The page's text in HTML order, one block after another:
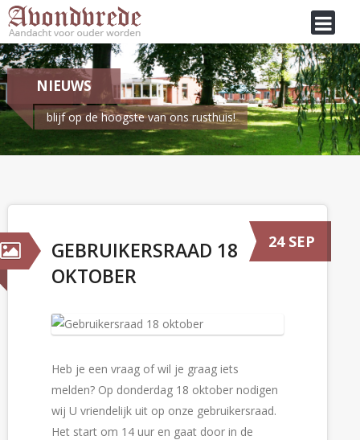
NIEUWS
blijf op de hoogste van ons rusthuis!
Gebruikersraad 18 oktober
GEBRUIKERSRAAD 18
OKTOBER
24 SEP
Heb je een vraag of wil je graag iets
melden? Op donderdag 18 oktober nodigen
wij U vriendelijk uit op onze gebruikersraad.
Het start om 14 uur en gaat door in de